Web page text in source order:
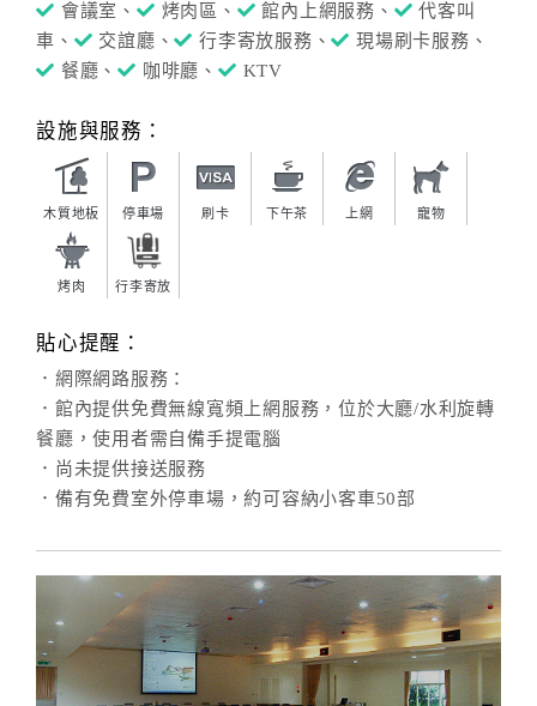
會議室、 烤肉區、 館內上網服務、
代客叫
車、
交誼廳、 行李寄放服務、
現場刷卡服務、
餐廳、
咖啡廳、 KTV
設施與服務：
木質地板 停車場 刷卡 下午茶 上網 寵物
烤肉 行李寄放
貼心提醒：
．網際網路服務：
．館內提供免費無線寬頻上網服務，位於大廳/水利旋轉
餐廳，使用者需自備手提電腦
．尚未提供接送服務
．備有免費室外停車場，約可容納小客車50部